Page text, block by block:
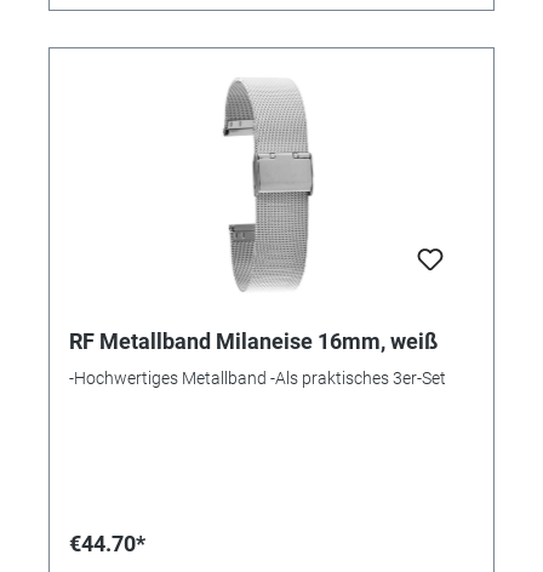
RF Metallband Milaneise 16mm, weiß
-Hochwertiges Metallband -Als praktisches 3er-Set
€44.70*